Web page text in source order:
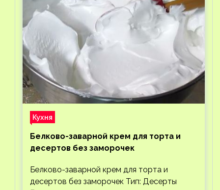
Кухня
Белково-заварной крем для торта и
десертов без заморочек
Белково-заварной крем для торта и
десертов без заморочек Тип: Десерты